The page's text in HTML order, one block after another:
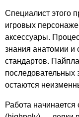
Специалист этого
игровых
аксессуары.
знания анатомии и
стандартов.
последовательных
остаются
Работа начинается